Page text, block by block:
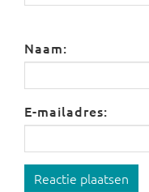
Naam:
E-mailadres:
Reactie plaatsen